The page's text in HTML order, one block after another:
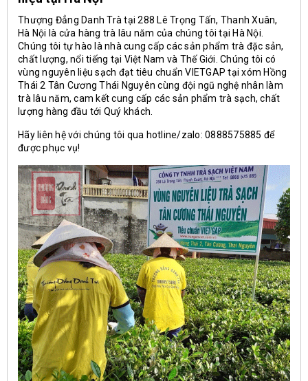
Thượng Đẳng Danh Trà tại 288 Lê Trọng Tấn, Thanh Xuân,
Hà Nội là cửa hàng trà lâu năm của chúng tôi tại Hà Nội.
Chúng tôi tự hào là nhà cung cấp các sản phẩm trà đặc sản,
chất lượng, nổi tiếng tại Việt Nam và Thế Giới. Chúng tôi có
vùng nguyên liệu sạch đạt tiêu chuẩn VIETGAP tại xóm Hồng
Thái 2 Tân Cương Thái Nguyên cùng đội ngũ nghệ nhân làm
trà lâu năm, cam kết cung cấp các sản phẩm trà sạch, chất
lượng hàng đầu tới Quý khách.
Hãy liên hệ với chúng tôi qua hotline/zalo: 0888575885 để
được phục vụ!